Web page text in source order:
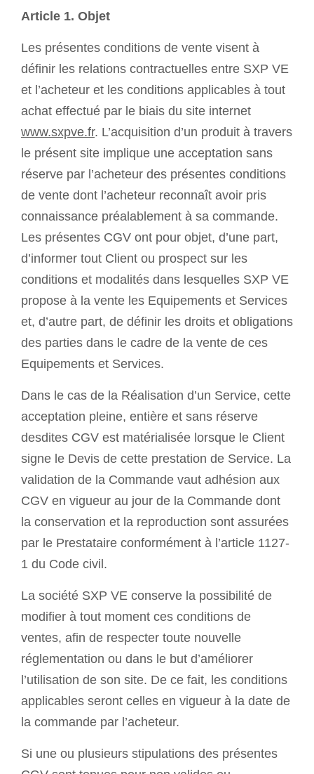
Article 1. Objet
Les présentes conditions de vente visent à
définir les relations contractuelles entre SXP VE
et l’acheteur et les conditions applicables à tout
achat effectué par le biais du site internet
www.sxpve.fr. L’acquisition d’un produit à travers
le présent site implique une acceptation sans
réserve par l’acheteur des présentes conditions
de vente dont l’acheteur reconnaît avoir pris
connaissance préalablement à sa commande.
Les présentes CGV ont pour objet, d’une part,
d’informer tout Client ou prospect sur les
conditions et modalités dans lesquelles SXP VE
propose à la vente les Equipements et Services
et, d’autre part, de définir les droits et obligations
des parties dans le cadre de la vente de ces
Equipements et Services.
Dans le cas de la Réalisation d’un Service, cette
acceptation pleine, entière et sans réserve
desdites CGV est matérialisée lorsque le Client
signe le Devis de cette prestation de Service. La
validation de la Commande vaut adhésion aux
CGV en vigueur au jour de la Commande dont
la conservation et la reproduction sont assurées
par le Prestataire conformément à l’article 1127-
1 du Code civil.
La société SXP VE conserve la possibilité de
modifier à tout moment ces conditions de
ventes, afin de respecter toute nouvelle
réglementation ou dans le but d’améliorer
l’utilisation de son site. De ce fait, les conditions
applicables seront celles en vigueur à la date de
la commande par l’acheteur.
Si une ou plusieurs stipulations des présentes